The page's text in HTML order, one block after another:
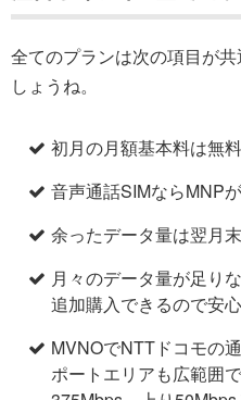
全てのプランは次の項目が
しょうね。
初月の月額基本料は無料
音声通話SIMならMNPが
余ったデータ量は翌月
月々のデータ量が足り
追加購入できるので安心
MVNOでNTTドコモの
ポートエリアも広範囲